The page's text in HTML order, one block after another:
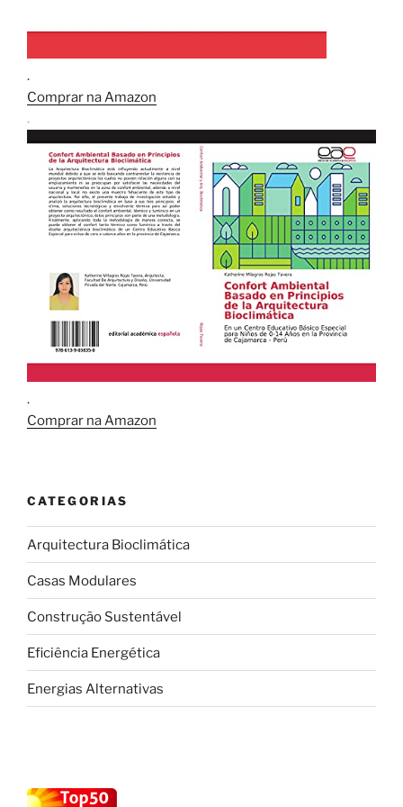
.
Comprar na Amazon
.
.
Comprar na Amazon
CATEGORIAS
Arquitectura Bioclimática
Casas Modulares
Construção Sustentável
Eficiência Energética
Energias Alternativas